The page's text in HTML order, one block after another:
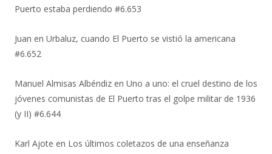
Puerto estaba perdiendo #6.653
Juan en Urbaluz, cuando El Puerto se vistió la americana
#6.652
Manuel Almisas Albéndiz en Uno a uno: el cruel destino de los
jóvenes comunistas de El Puerto tras el golpe militar de 1936
(y II) #6.644
Karl Ajote en Los últimos coletazos de una enseñanza